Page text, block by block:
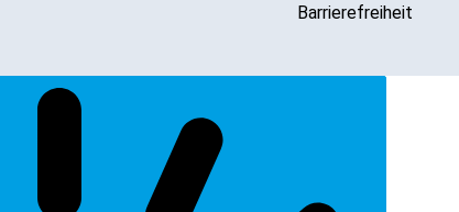
Barrierefreiheit